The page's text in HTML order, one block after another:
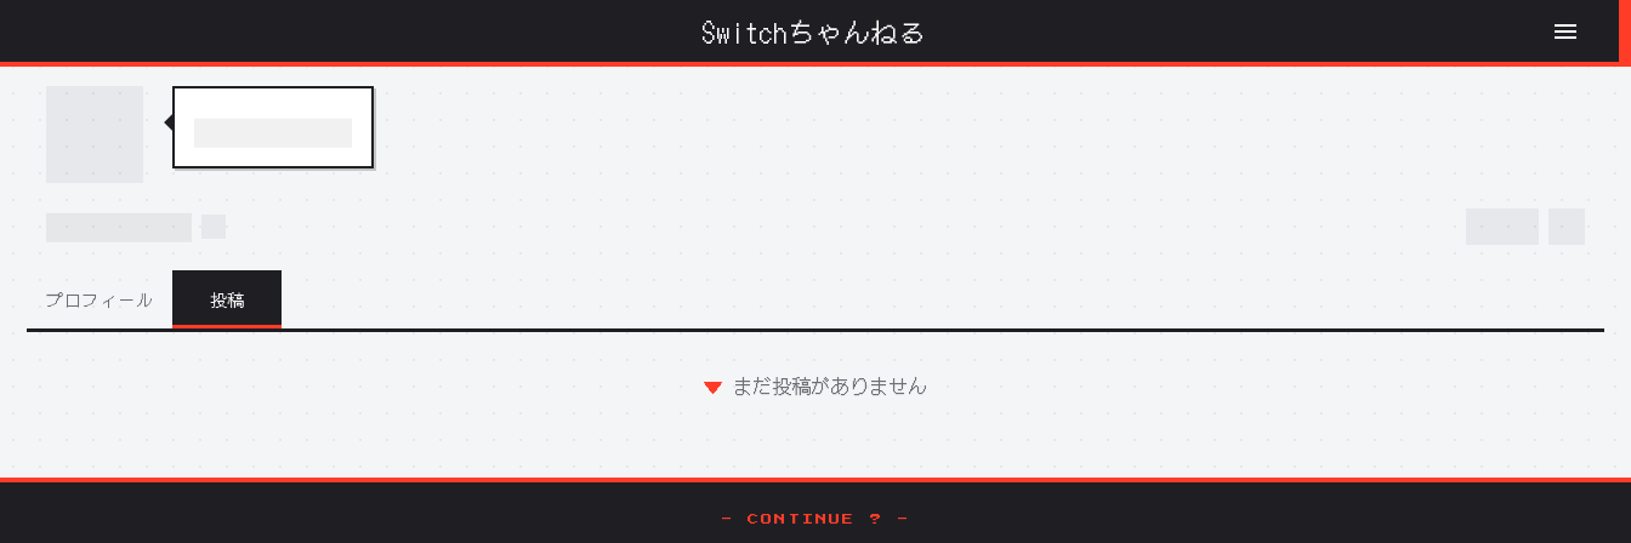
Switchちゃんねる
プロフィール 投稿
まだ投稿がありません
- CONTINUE ? -